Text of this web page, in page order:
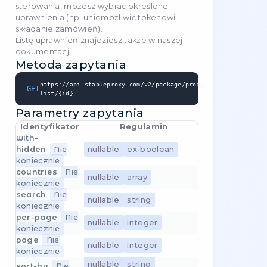
jeśli chcesz usunąć adresy IP, musisz dodać je
do tablicy `remove_ids`. Do zastąpienia
adresów IP potrzebujesz __money__; jeśli
masz __free replacements__, możesz z nich
skorzystać. (1 metody)
Dodaj/Ustaw ruch
Zmiana serwera proxy (1 metody
Ustawienia paczki zwrotnej, takie jak nazwa,
opis itp. (1 metody)
Ustawienia metody)
Zmień wybrane ustawienia dla danego
pakietu.
(1 metody)
Ustawienia 1 metody)
Oznacz wiadomość jako przeczytaną.
Pobierz aktywne kody promocyjne dla
użytkownika. (1 metody)
Bonusy metody)